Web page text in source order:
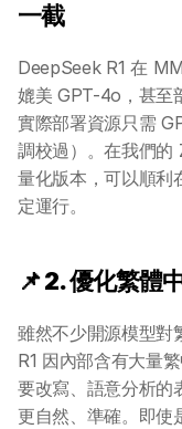
一截
DeepSeek R1 在
媲美 GPT-4o，甚至
實際部署資源只需
調校過）。在我們的
量化版本，可以順
定運行。
📌 2. 優化繁體
雖然不少開源模型對
R1 因內部含有大量
要改寫、語意分析
更自然、準確。即使